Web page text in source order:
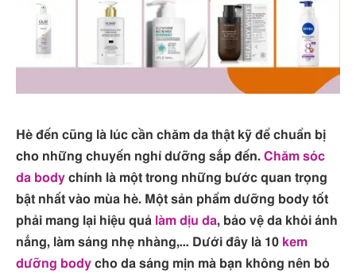
Hè đến cũng là lúc cần chăm da thật kỹ để chuẩn bị
cho những chuyến nghỉ dưỡng sắp đến. Chăm sóc
da body chính là một trong những bước quan trọng
bật nhất vào mùa hè. Một sản phẩm dưỡng body tốt
phải mang lại hiệu quả làm dịu da, bảo vệ da khỏi ánh
nắng, làm sáng nhẹ nhàng,… Dưới đây là 10 kem
dưỡng body cho da sáng mịn mà bạn không nên bỏ